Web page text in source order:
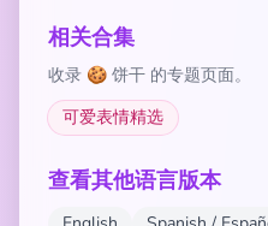
相关合集
收录 🍪 饼干 的专题页面。
可爱表情精选
查看其他语言版本